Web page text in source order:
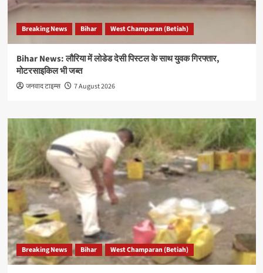
Breaking News Bihar West Champaran (Betiah)
Bihar News: लौरिया में लोडेड देसी पिस्टल के साथ युवक गिरफ्तार,
मोटरसाइकिल भी जब्त
जनवाद टाइम्स 7 August 2026
Breaking News Bihar West Champaran (Betiah)